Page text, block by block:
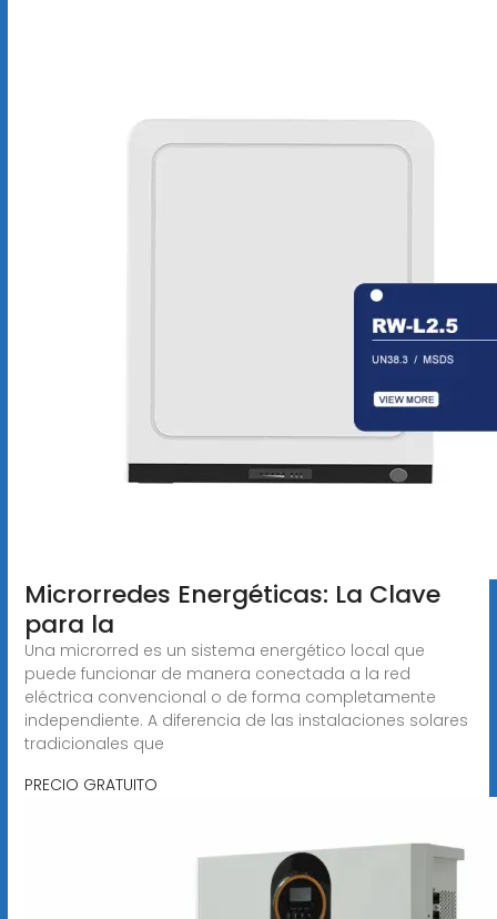
Microrredes Energéticas: La Clave
para la
Una microrred es un sistema energético local que
puede funcionar de manera conectada a la red
eléctrica convencional o de forma completamente
independiente. A diferencia de las instalaciones solares
tradicionales que
PRECIO GRATUITO